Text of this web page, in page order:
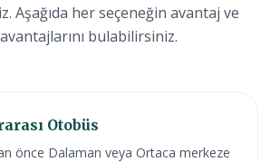
Aşağıda her seçeneğin avantaj ve
bulabilirsiniz.
Otobüs
önce Dalaman veya Ortaca merkeze